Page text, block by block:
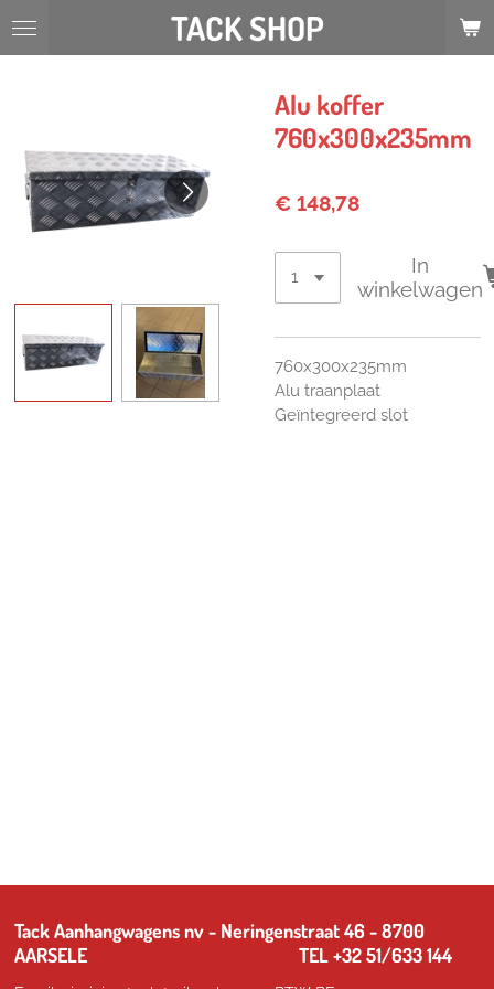
Ga
TACK SHOP
Alu koffer
760x300x235mm
€ 148,78
In
winkelwagen
760x300x235mm
Alu traanplaat
Geïntegreerd slot
Tack Aanhangwagens nv - Neringenstraat 46 - 8700
AARSELE TEL +32 51/633 144